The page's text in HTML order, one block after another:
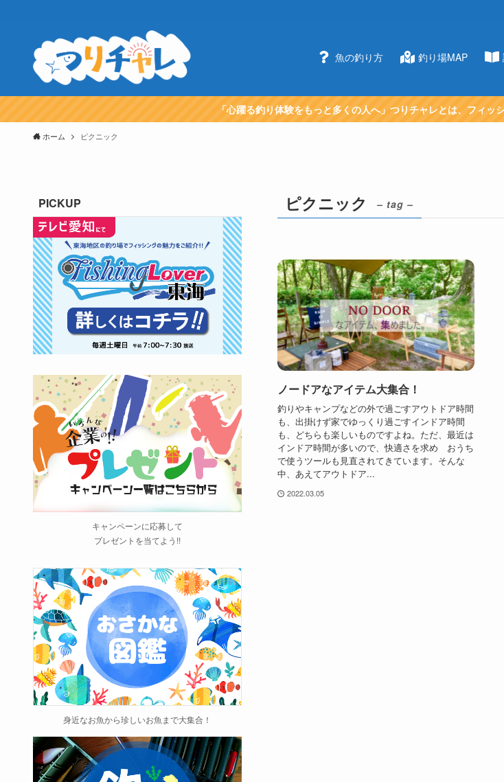
魚の釣り方 釣り場MAP
「心躍る釣り体験をもっと多くの人へ」つりチャレとは、フィッ
ホーム ピクニック
ピクニック – tag –
ノードアなアイテム大集合！
釣りやキャンプなどの外で過ごすアウトドア時間
も、出掛けず家でゆっくり過ごすインドア時間
も、どちらも楽しいものですよね。ただ、最近は
インドア時間が多いので、快適さを求め おうち
で使うツールも見直されてきています。そんな
中、あえてアウトドア...
2022.03.05
PICKUP
キャンペーンに応募して
プレゼントを当てよう!!
身近なお魚から珍しいお魚まで大集合！